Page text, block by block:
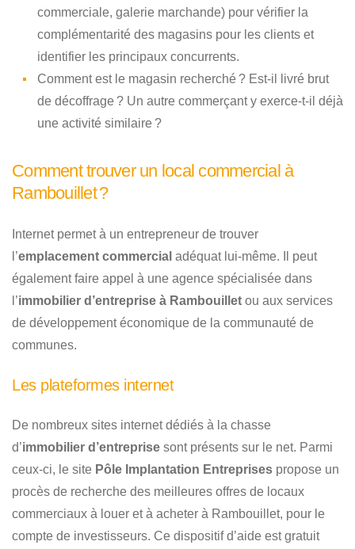
commerciale, galerie marchande) pour vérifier la
complémentarité des magasins pour les clients et
identifier les principaux concurrents.
Comment est le magasin recherché ? Est-il livré brut
de décoffrage ? Un autre commerçant y exerce-t-il déjà
une activité similaire ?
Comment trouver un local commercial à
Rambouillet ?
Internet permet à un entrepreneur de trouver
l’emplacement commercial adéquat lui-même. Il peut
également faire appel à une agence spécialisée dans
l’immobilier d’entreprise à Rambouillet ou aux services
de développement économique de la communauté de
communes.
Les plateformes internet
De nombreux sites internet dédiés à la chasse
d’immobilier d’entreprise sont présents sur le net. Parmi
ceux-ci, le site Pôle Implantation Entreprises propose un
procès de recherche des meilleures offres de locaux
commerciaux à louer et à acheter à Rambouillet, pour le
compte de investisseurs. Ce dispositif d’aide est gratuit